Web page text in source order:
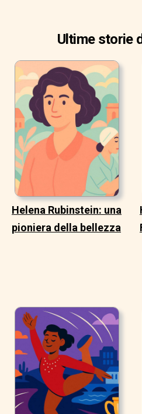
Ultime storie
Helena Rubinstein: una
pioniera della bellezza